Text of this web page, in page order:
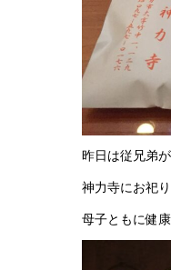
昨日は従兄弟
神力寺にお祀
母子ともに健